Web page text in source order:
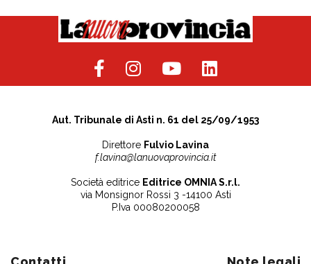
Aut. Tribunale di Asti n. 61 del 25/09/1953
Direttore Fulvio Lavina
f.lavina@lanuovaprovincia.it
Società editrice Editrice OMNIA S.r.l.
via Monsignor Rossi 3 -14100 Asti
P.Iva 00080200058